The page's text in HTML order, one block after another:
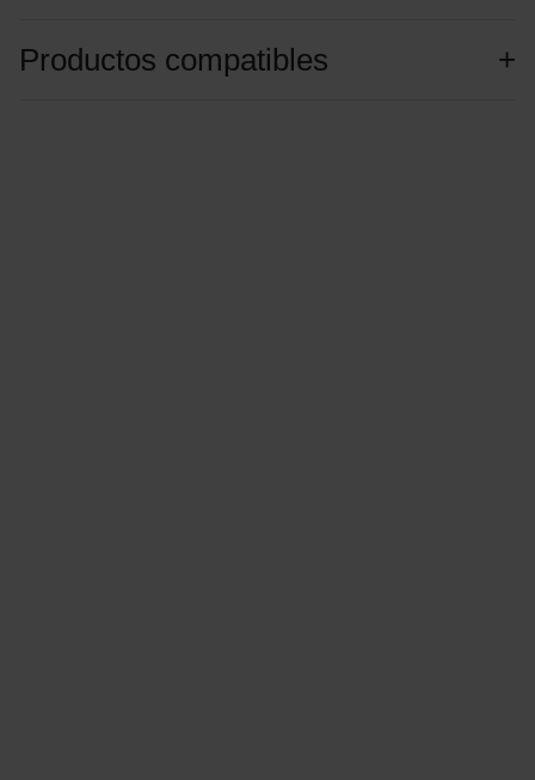
Productos compatibles